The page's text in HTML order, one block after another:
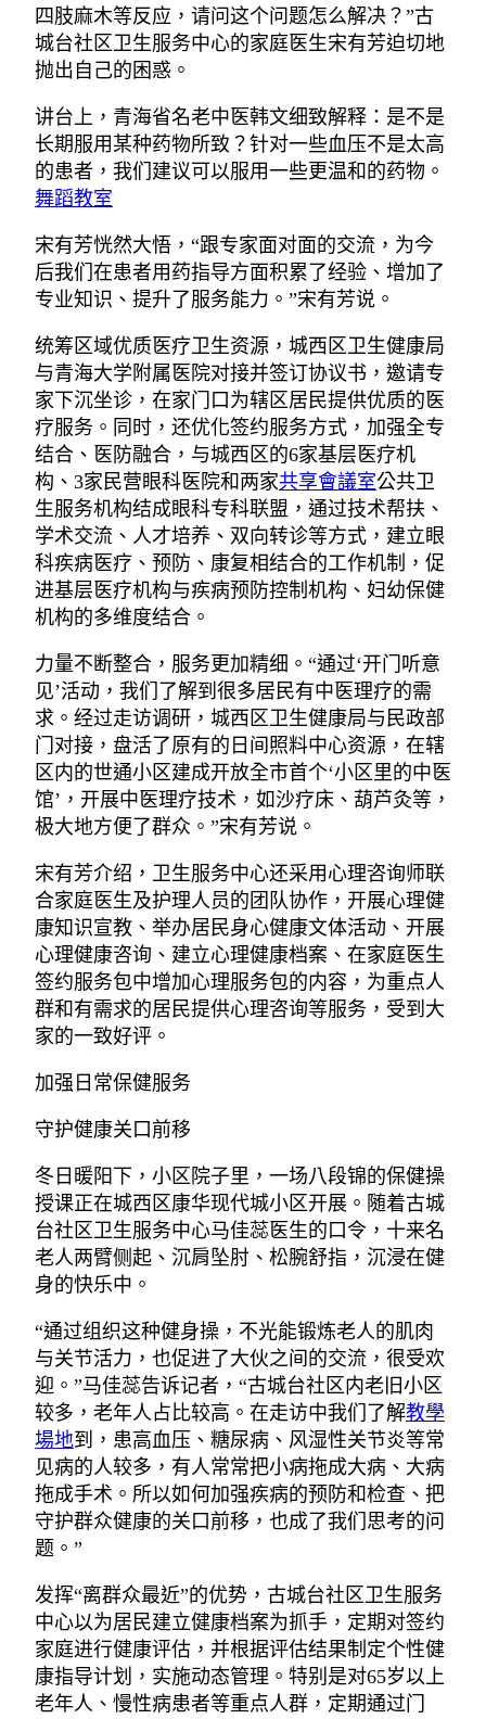
四肢麻木等反应，请问这个问题怎么解决？”古
城台社区卫生服务中心的家庭医生宋有芳迫切地
抛出自己的困惑。
讲台上，青海省名老中医韩文细致解释：是不是
长期服用某种药物所致？针对一些血压不是太高
的患者，我们建议可以服用一些更温和的药物。
舞蹈教室
宋有芳恍然大悟，“跟专家面对面的交流，为今
后我们在患者用药指导方面积累了经验、增加了
专业知识、提升了服务能力。”宋有芳说。
统筹区域优质医疗卫生资源，城西区卫生健康局
与青海大学附属医院对接并签订协议书，邀请专
家下沉坐诊，在家门口为辖区居民提供优质的医
疗服务。同时，还优化签约服务方式，加强全专
结合、医防融合，与城西区的6家基层医疗机
构、3家民营眼科医院和两家共享會議室公共卫
生服务机构结成眼科专科联盟，通过技术帮扶、
学术交流、人才培养、双向转诊等方式，建立眼
科疾病医疗、预防、康复相结合的工作机制，促
进基层医疗机构与疾病预防控制机构、妇幼保健
机构的多维度结合。
力量不断整合，服务更加精细。“通过‘开门听意
见’活动，我们了解到很多居民有中医理疗的需
求。经过走访调研，城西区卫生健康局与民政部
门对接，盘活了原有的日间照料中心资源，在辖
区内的世通小区建成开放全市首个‘小区里的中医
馆’，开展中医理疗技术，如沙疗床、葫芦灸等，
极大地方便了群众。”宋有芳说。
宋有芳介绍，卫生服务中心还采用心理咨询师联
合家庭医生及护理人员的团队协作，开展心理健
康知识宣教、举办居民身心健康文体活动、开展
心理健康咨询、建立心理健康档案、在家庭医生
签约服务包中增加心理服务包的内容，为重点人
群和有需求的居民提供心理咨询等服务，受到大
家的一致好评。
加强日常保健服务
守护健康关口前移
冬日暖阳下，小区院子里，一场八段锦的保健操
授课正在城西区康华现代城小区开展。随着古城
台社区卫生服务中心马佳蕊医生的口令，十来名
老人两臂侧起、沉肩坠肘、松腕舒指，沉浸在健
身的快乐中。
“通过组织这种健身操，不光能锻炼老人的肌肉
与关节活力，也促进了大伙之间的交流，很受欢
迎。”马佳蕊告诉记者，“古城台社区内老旧小区
较多，老年人占比较高。在走访中我们了解教學
場地到，患高血压、糖尿病、风湿性关节炎等常
见病的人较多，有人常常把小病拖成大病、大病
拖成手术。所以如何加强疾病的预防和检查、把
守护群众健康的关口前移，也成了我们思考的问
题。”
发挥“离群众最近”的优势，古城台社区卫生服务
中心以为居民建立健康档案为抓手，定期对签约
家庭进行健康评估，并根据评估结果制定个性健
康指导计划，实施动态管理。特别是对65岁以上
老年人、慢性病患者等重点人群，定期通过门